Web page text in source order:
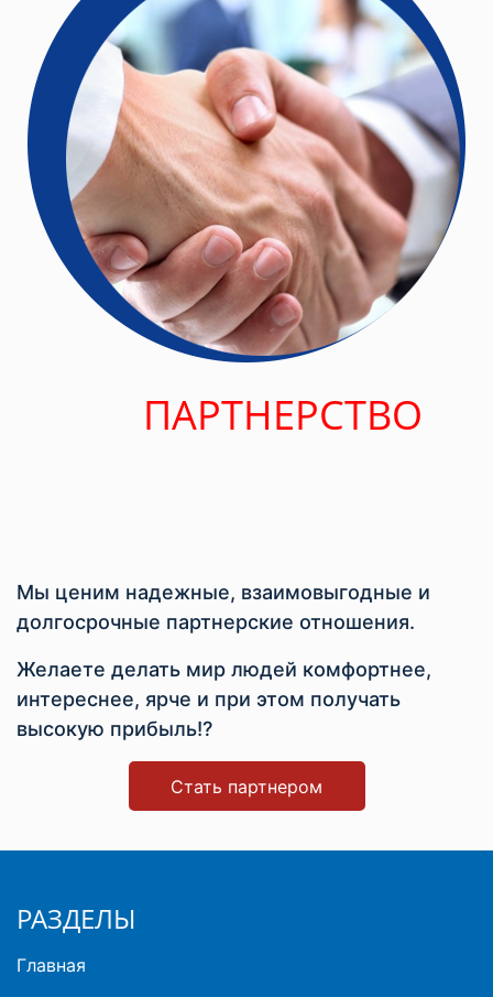
ПАРТНЕРСТВО
Мы ценим надежные, взаимовыгодные и
долгосрочные партнерские отношения.
Желаете делать мир людей комфортнее,
интереснее, ярче и при этом получать
высокую прибыль!?
Стать партнером
РАЗДЕЛЫ
Главная